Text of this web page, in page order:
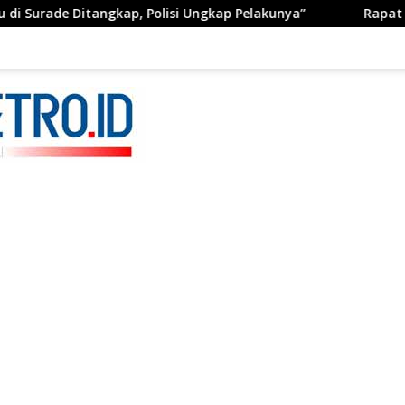
Polisi Ungkap Pelakunya” Rapat Paripurna ke-13